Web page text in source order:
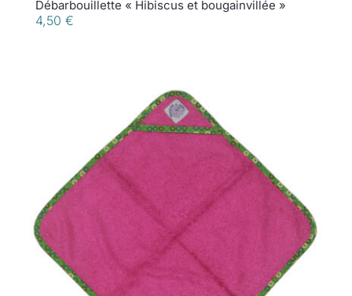
Débarbouillette « Hibiscus et bougainvillée »
4,50 €